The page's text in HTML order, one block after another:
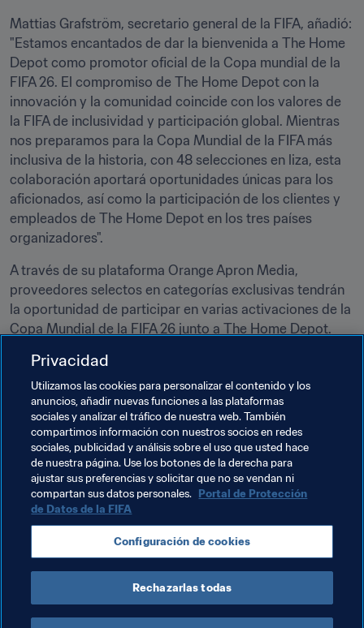
Mattias Grafström, secretario general de la FIFA, añadió:
"Estamos encantados de dar la bienvenida a The Home
Depot como promotor oficial de la Copa mundial de la
FIFA 26. El compromiso de The Home Depot con la
innovación y la comunidad coincide con los valores de
la FIFA de inclusividad y participación global. Mientras
nos preparamos para la Copa Mundial de la FIFA más
inclusiva de la historia, con 48 selecciones en liza, esta
colaboración aportará oportunidades únicas para los
aficionados, así como la participación de los clientes y
empleados de The Home Depot en los tres países
organizadores".
A través de su plataforma Orange Apron Media,
proveedores selectos en categorías exclusivas tendrán
la oportunidad de participar en varias activaciones de la
Copa Mundial de la FIFA 26 junto a The Home Depot.
The Home Depot cuenta con 2.345 tiendas en Canadá,
México y Estados Unidos con una plantilla de 465.000
trabajadores.
Temas relacionados
Comercial Organización
Copa Mundial de la FIFA 2026™ USA
Concacaf Canada México
Privacidad
Utilizamos las cookies para personalizar el contenido y los
anuncios, añadir nuevas funciones a las plataformas
sociales y analizar el tráfico de nuestra web. También
compartimos información con nuestros socios en redes
sociales, publicidad y análisis sobre el uso que usted hace
de nuestra página. Use los botones de la derecha para
ajustar sus preferencias y solicitar que no se vendan ni
compartan sus datos personales. Portal de Protección
de Datos de la FIFA
Configuración de cookies
Rechazarlas todas